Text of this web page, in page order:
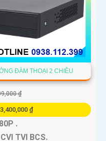
ĐÀM THOẠI 2 CHIỀU
₫
₫
.
TVI BCS.